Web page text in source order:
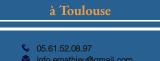
à Toulouse
05.61.52.08.97